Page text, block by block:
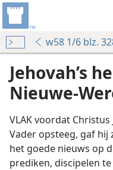
w58 1/6 blz.
Jehovah’s
Nieuwe-
VLAK voordat
Vader opsteeg, gaf hij
het goede nieuws op
prediken, discipelen